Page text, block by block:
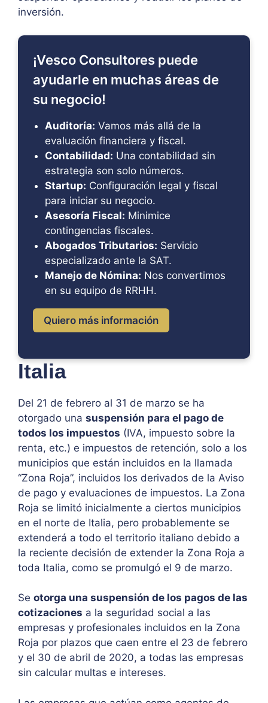
inversión.
¡Vesco Consultores puede
ayudarle en muchas áreas de
su negocio!
Auditoría: Vamos más allá de la
evaluación financiera y fiscal.
Contabilidad: Una contabilidad sin
estrategia son solo números.
Startup: Configuración legal y fiscal
para iniciar su negocio.
Asesoría Fiscal: Minimice
contingencias fiscales.
Abogados Tributarios: Servicio
especializado ante la SAT.
Manejo de Nómina: Nos convertimos
en su equipo de RRHH.
Quiero más información
Italia
Del 21 de febrero al 31 de marzo se ha
otorgado una suspensión para el pago de
todos los impuestos (IVA, impuesto sobre la
renta, etc.) e impuestos de retención, solo a los
municipios que están incluidos en la llamada
“Zona Roja”, incluidos los derivados de la Aviso
de pago y evaluaciones de impuestos. La Zona
Roja se limitó inicialmente a ciertos municipios
en el norte de Italia, pero probablemente se
extenderá a todo el territorio italiano debido a
la reciente decisión de extender la Zona Roja a
toda Italia, como se promulgó el 9 de marzo.
Se otorga una suspensión de los pagos de las
cotizaciones a la seguridad social a las
empresas y profesionales incluidos en la Zona
Roja por plazos que caen entre el 23 de febrero
y el 30 de abril de 2020, a todas las empresas
sin calcular multas e intereses.